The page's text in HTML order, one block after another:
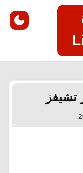
تشيفز